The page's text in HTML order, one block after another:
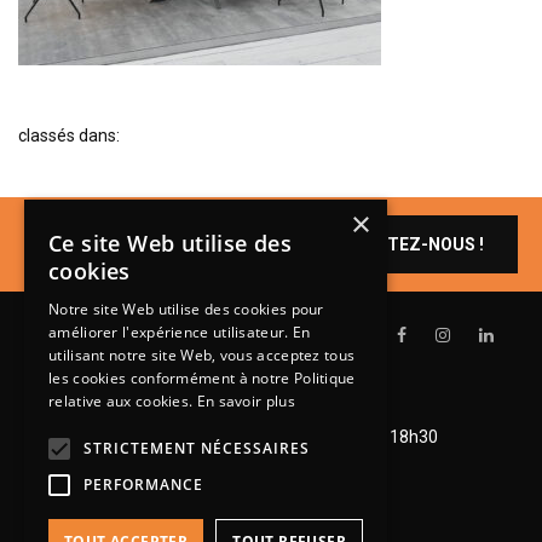
BIBLIOTHÈQUE
TABLE BASSE
TABLES
BAHUT
CONVERTIBLE
LITS RELEVABLES
CADRES DE LIT
classés dans:
Un produit vous
intéresse ?
CONTACTEZ-NOUS !
Lundi de 14h à 18h30
Mardi à vendredi de 9h à 12h et de 14h à 18h30
×
Ce site Web utilise des
cookies
Notre site Web utilise des cookies pour
améliorer l'expérience utilisateur. En
utilisant notre site Web, vous acceptez tous
les cookies conformément à notre Politique
relative aux cookies. En savoir plus
STRICTEMENT NÉCESSAIRES
PERFORMANCE